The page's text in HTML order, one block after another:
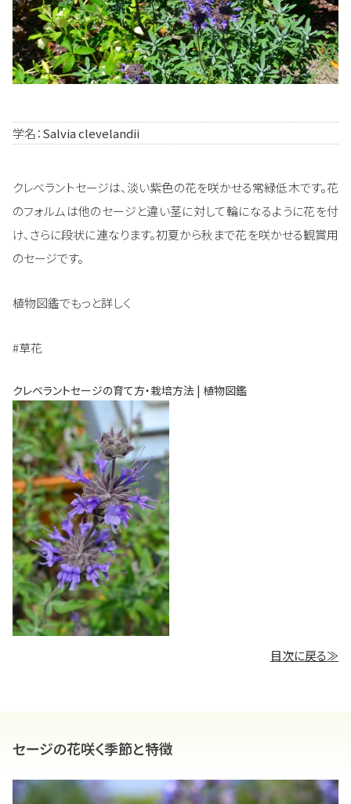
学名：Salvia clevelandii
クレベラントセージは、淡い紫色の花を咲かせる常緑低木です。花
のフォルムは他のセージと違い茎に対して輪になるように花を付
け、さらに段状に連なります。初夏から秋まで花を咲かせる観賞用
のセージです。
植物図鑑でもっと詳しく
#草花
クレベラントセージの育て方・栽培方法 | 植物図鑑
目次に戻る≫
セージの花咲く季節と特徴